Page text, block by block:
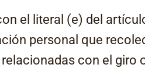
el literal (e) del
personal que
con el giro